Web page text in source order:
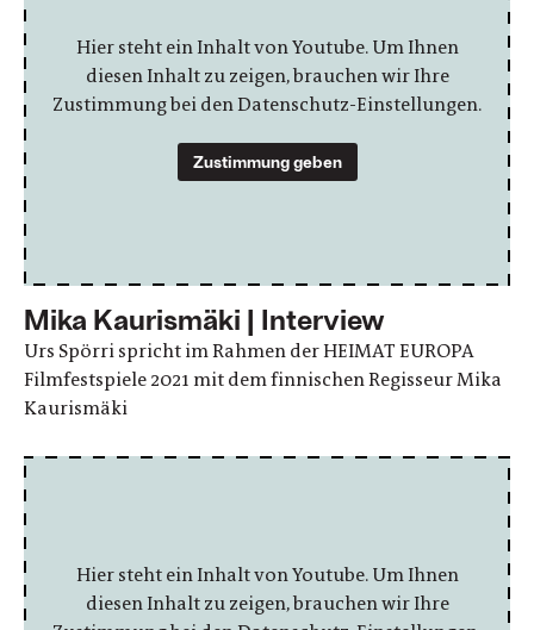
Hier steht ein Inhalt von Youtube. Um Ihnen
diesen Inhalt zu zeigen, brauchen wir Ihre
Zustimmung bei den Datenschutz-Einstellungen.
Zustimmung geben
Mika Kaurismäki | Interview
Urs Spörri spricht im Rahmen der HEIMAT EUROPA
Filmfestspiele 2021 mit dem finnischen Regisseur Mika
Kaurismäki
Hier steht ein Inhalt von Youtube. Um Ihnen
diesen Inhalt zu zeigen, brauchen wir Ihre